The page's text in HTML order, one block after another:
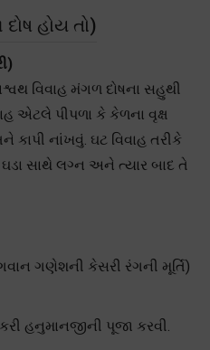
હોય તો)
વિવાહ મંગળ દોષના સહુથી
એટલે પીપળા કે કેળના વૃક્ષ
કાપી નાંખવું. ઘટ વિવાહ તરીકે
સાથે લગ્ન અને ત્યાર બાદ તે
ગણેશની કેસરી રંગની મૂર્તિ)
હનુમાનજીની પૂજા કરવી.